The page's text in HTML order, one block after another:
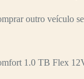
outro veículo
1.0 TB Flex